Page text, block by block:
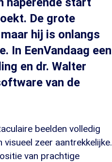
De grote
hij is onlangs
In EenVandaag een
en dr. Walter
van de
beelden volledig
zeer aantrekkelijke.
van prachtige